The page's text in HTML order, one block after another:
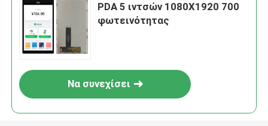
PDA 5 ιντσών 1080X1920 700
φωτεινότητας
Να συνεχίσει